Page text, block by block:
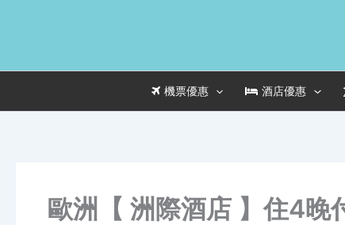
機票優惠 酒店優惠
歐洲【 洲際酒店 】住4晚